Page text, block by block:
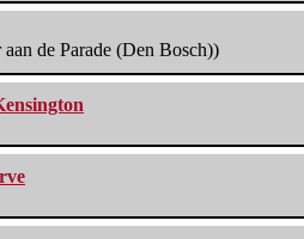
de Parade (Den Bosch))